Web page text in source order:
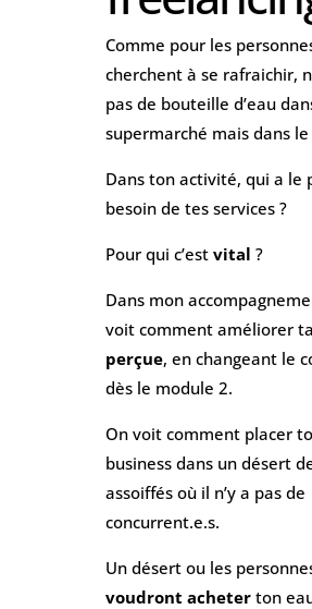
Comme pour les
cherchent à se rafraichir,
pas de bouteille d’eau
supermarché mais dans le
Dans ton activité, qui a le
besoin de tes services ?
Pour qui c’est vital ?
Dans mon
voit comment améliorer ta
perçue, en changeant le
dès le module 2.
On voit comment placer
business dans un désert
assoiffés où il n’y a pas de
concurrent.e.s.
Un désert ou les
voudront acheter ton